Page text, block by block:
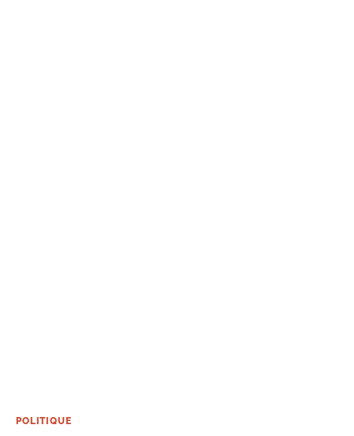
POLITIQUE